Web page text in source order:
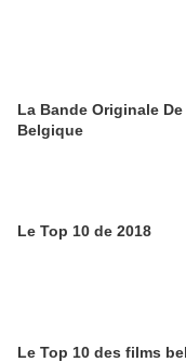
La Bande Originale
Belgique
Le Top 10 de 2018
Le Top 10 des films